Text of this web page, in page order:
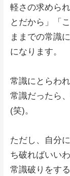
軽さの求めら
とだから」「
ままでの常識
になります。
常識にとらわ
常識だったら
(笑)。
ただし、自分
ち破ればいい
常識破りをす